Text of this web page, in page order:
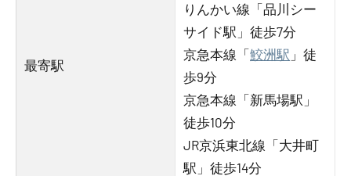
最寄駅
りんかい線「品川シー
サイド駅」徒歩7分
京急本線「鮫洲駅 」徒
歩9分
京急本線「新馬場駅」
徒歩10分
JR京浜東北線「大井町
駅」徒歩14分